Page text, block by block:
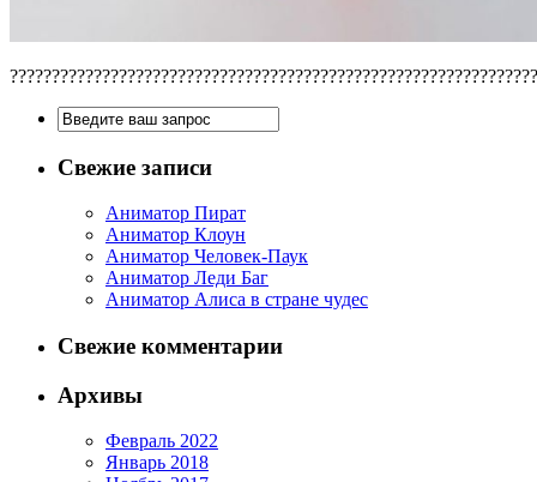
Свежие записи
Аниматор Пират
Аниматор Клоун
Аниматор Человек-Паук
Аниматор Леди Баг
Аниматор Алиса в стране чудес
Свежие комментарии
Архивы
Февраль 2022
Январь 2018